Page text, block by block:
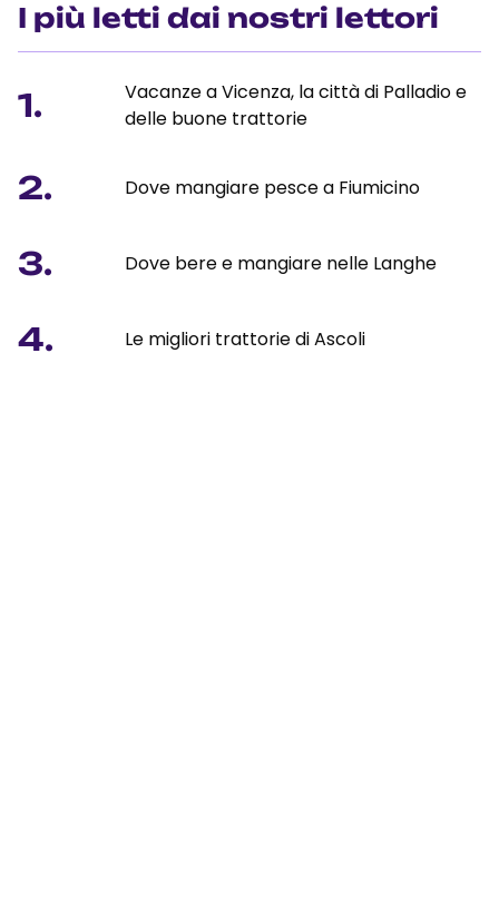
I più letti dai nostri lettori
1.
Vacanze a Vicenza, la città di Palladio e
delle buone trattorie
2. Dove mangiare pesce a Fiumicino
3. Dove bere e mangiare nelle Langhe
4. Le migliori trattorie di Ascoli